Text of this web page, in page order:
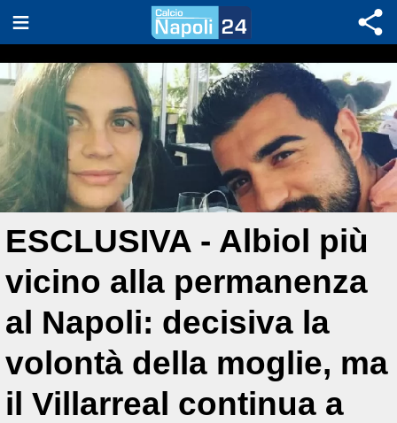
ESCLUSIVA - Albiol più
vicino alla permanenza
al Napoli: decisiva la
volontà della moglie, ma
il Villarreal continua a